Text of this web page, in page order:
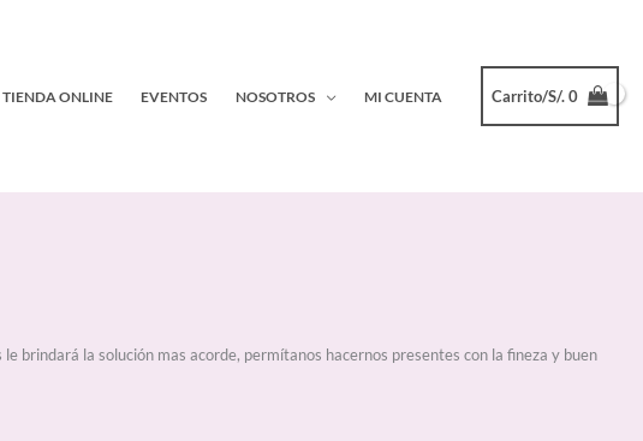
TIENDA ONLINE EVENTOS NOSOTROS MI CUENTA Carrito/S/.0
brindará la solución mas acorde, permítanos hacernos presentes con la fineza y buen